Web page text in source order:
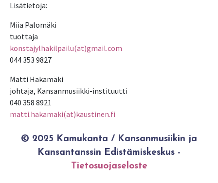
Lisätietoja:
Miia Palomäki
tuottaja
konstajylhakilpailu(at)gmail.com
044 353 9827
Matti Hakamäki
johtaja, Kansanmusiikki-instituutti
040 358 8921
matti.hakamaki(at)kaustinen.fi
© 2025 Kamukanta / Kansanmusiikin ja
Kansantanssin Edistämiskeskus -
Tietosuojaseloste